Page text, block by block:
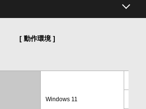
動作環境
Windows 11